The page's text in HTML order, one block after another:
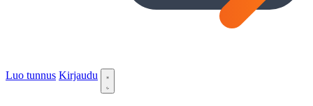
Luo tunnus Kirjaudu